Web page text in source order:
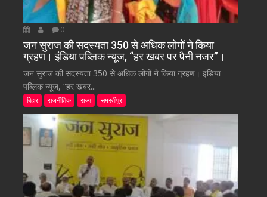
0
जन सुराज की सदस्यता 350 से अधिक लोगों ने किया
ग्रहण। इंडिया पब्लिक न्यूज, “हर खबर पर पैनी नजर”।
जन सुराज की सदस्यता 350 से अधिक लोगों ने किया ग्रहण। इंडिया
पब्लिक न्यूज, “हर खबर...
बिहार राजनीतिक राज्य समस्तीपुर